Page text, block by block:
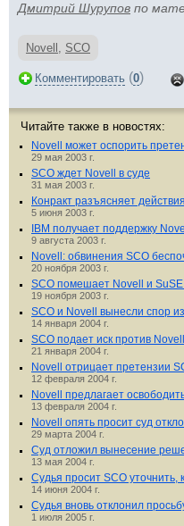
Дмитрий Шурупов по
Novell , SCO
Комментировать (0)
Читайте также в новостях:
Novell может оспорить
29 мая 2003 г.
SCO ждет Novell в суде
31 мая 2003 г.
Конракт разъясняет
5 июня 2003 г.
IBM получает поддержку
9 августа 2003 г.
Novell: обвинения SCO
20 ноября 2003 г.
SCO помешает Novell и
19 ноября 2003 г.
SCO и Novell вынесли спор
14 января 2004 г.
SCO подает иск против
21 января 2004 г.
Novell отрицает претензии
12 февраля 2004 г.
Novell предлагает
13 февраля 2004 г.
Novell опять просит суд
29 марта 2004 г.
Суд отложил вынесение
13 мая 2004 г.
Судья просит SCO уточнить,
14 июня 2004 г.
Судья вновь отклонил
1 июля 2005 г.